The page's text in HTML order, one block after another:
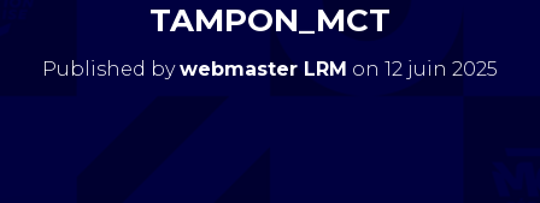
TAMPON_MCT
Published bywebmaster LRM on 12 juin 2025